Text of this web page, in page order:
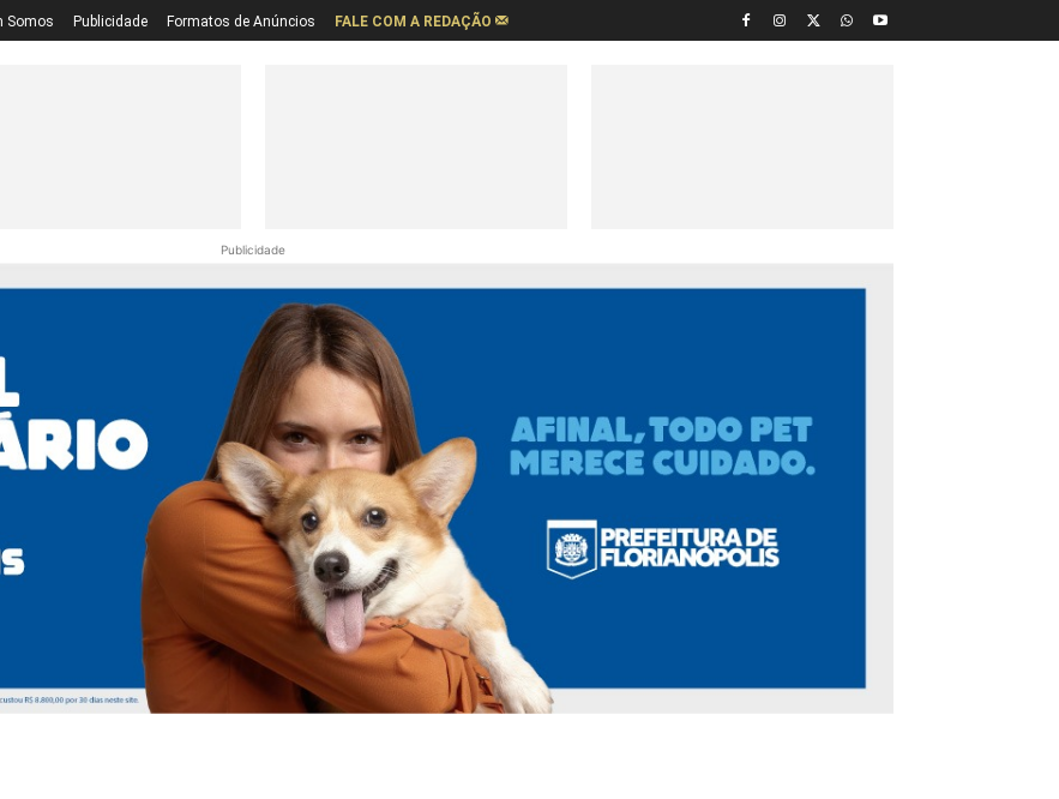
Somos Publicidade Formatos de Anúncios FALE COM A REDAÇÃO
Publicidade